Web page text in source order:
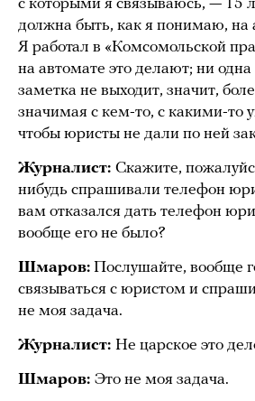
с которыми я связываюсь, — 15
должна быть, как я понимаю, на
Я работал в «Комсомольской
на автомате это делают; ни одна
заметка не выходит, значит,
значимая с кем-то, с какими-то
чтобы юристы не дали по ней
Журналист: Скажите,
нибудь спрашивали телефон
вам отказался дать телефон
вообще его не было?
Шмаров: Послушайте, вообще
связываться с юристом и
не моя задача.
Журналист: Не царское это
Шмаров: Это не моя задача.